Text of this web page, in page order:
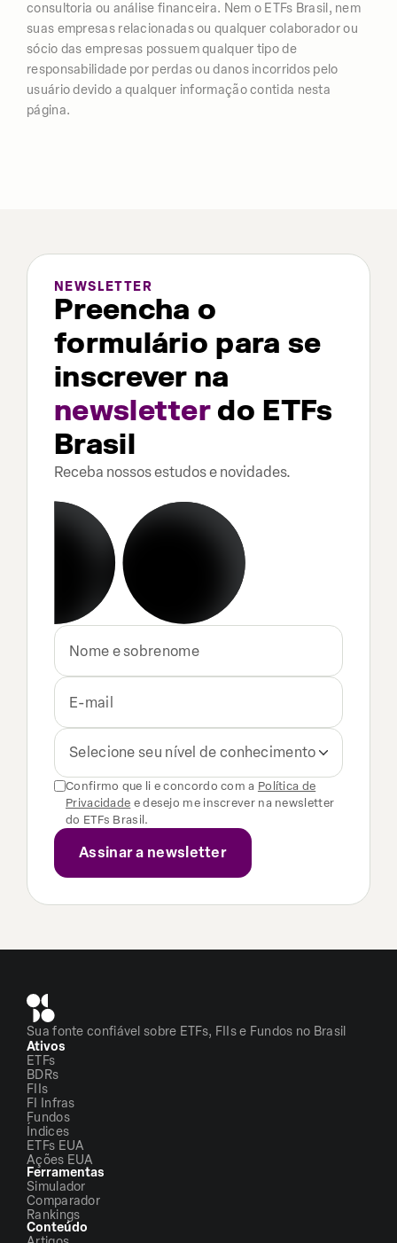
consultoria ou análise financeira. Nem o ETFs Brasil, nem
suas empresas relacionadas ou qualquer colaborador ou
sócio das empresas possuem qualquer tipo de
responsabilidade por perdas ou danos incorridos pelo
usuário devido a qualquer informação contida nesta
página.
NEWSLETTER
Preencha o
formulário para se
inscrever na
newsletterdo ETFs
Brasil
Receba nossos estudos e novidades.
Selecione seu nível de conhecimento
Confirmo que li e concordo com a Política de
Privacidade e desejo me inscrever na newsletter
do ETFs Brasil.
Sua fonte confiável sobre ETFs, FIIs e Fundos no Brasil
Ativos
ETFs
BDRs
FIIs
FI Infras
Fundos
Índices
ETFs EUA
Ações EUA
Ferramentas
Simulador
Comparador
Rankings
Conteúdo